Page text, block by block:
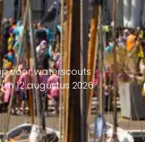
voor waterscouts
12 augustus 2026